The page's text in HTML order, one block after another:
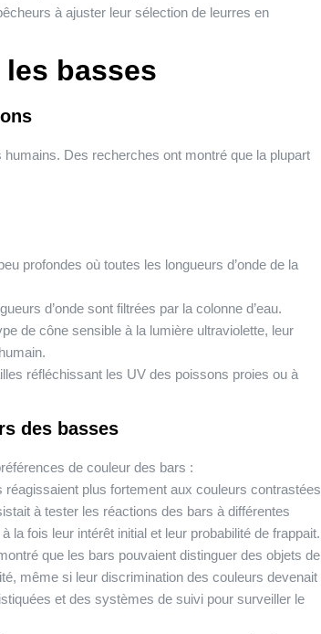
à ajuster leur sélection de leurres en
basses
Des recherches ont montré que la plupart
profondes où toutes les longueurs d’onde de la
d’onde sont filtrées par la colonne d’eau.
de cône sensible à la lumière ultraviolette, leur
réfléchissant les UV des poissons proies ou à
des basses
de couleur des bars :
plus fortement aux couleurs contrastées
à tester les réactions des bars à différentes
fois leur intérêt initial et leur probabilité de frappait.
que les bars pouvaient distinguer des objets de
même si leur discrimination des couleurs devenait
et des systèmes de suivi pour surveiller le